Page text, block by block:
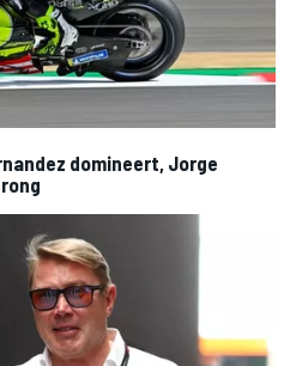
domineert, Jorge